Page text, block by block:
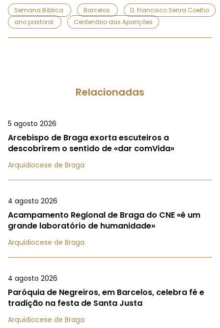
Semana Bíblica Barcelos
D. Francisco Senra Coelho
ano pastoral
Centenário das Aparições
Relacionadas
5 agosto 2026
Arcebispo de Braga exorta escuteiros a
descobrirem o sentido de «dar comVida»
Arquidiocese de Braga
4 agosto 2026
Acampamento Regional de Braga do CNE «é um
grande laboratório de humanidade»
Arquidiocese de Braga
4 agosto 2026
Paróquia de Negreiros, em Barcelos, celebra fé e
tradição na festa de Santa Justa
Arquidiocese de Braga